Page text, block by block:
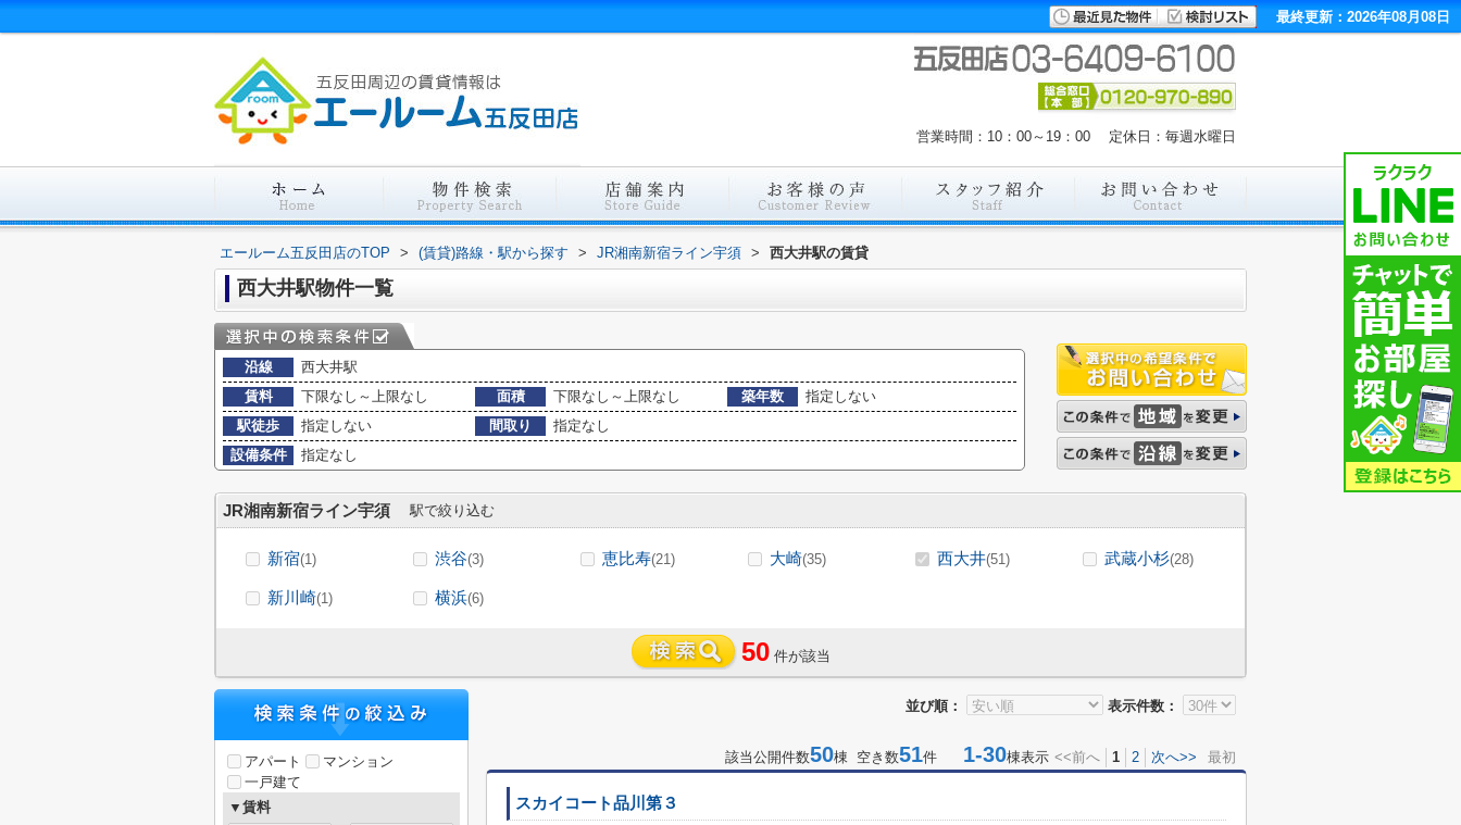
最終更新：2026年08月08日
営業時間：10：00～19：00 定休日：毎週水曜日
エールーム五反田店のTOP > (賃貸)路線・駅から探す > JR湘南新宿ライン宇須 > 西大井駅の賃貸
西大井駅物件一覧
沿線
西大井駅
賃料
下限なし～上限なし 面積 下限なし～上限なし 築年数
指定しない
駅徒歩
指定しない 間取り
指定なし
設備条件
指定なし
JR湘南新宿ライン宇須 駅で絞り込む
新宿(1) 渋谷(3) 恵比寿(21) 大崎(35) 西大井(51) 武蔵小杉(28)
新川崎(1) 横浜(6)
50 件が該当
並び順： 表示件数：
該当公開件数50棟 空き数51件 1-30棟表示 <<前へ 1 2 次へ>> 最初
スカイコート品川第３
アパート
マンション
一戸建て
▼賃料